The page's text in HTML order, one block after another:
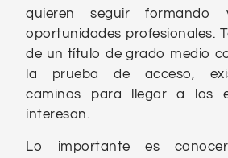
quieren seguir formando
oportunidades profesionales.
de un título de grado medio
la prueba de acceso,
caminos para llegar a los
interesan.
Lo importante es